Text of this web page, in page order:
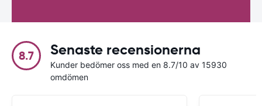
8.7 Senaste recensionerna
Kunder bedömer oss med en 8.7/10 av 15930
omdömen